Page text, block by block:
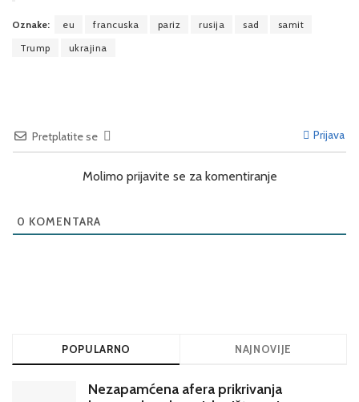
Oznake: eu francuska pariz rusija sad
samit
Trump
ukrajina
Pretplatite se Prijava
Molimo prijavite se za komentiranje
0 KOMENTARA
POPULARNO NAJNOVIJE
Nezapamćena afera prikrivanja